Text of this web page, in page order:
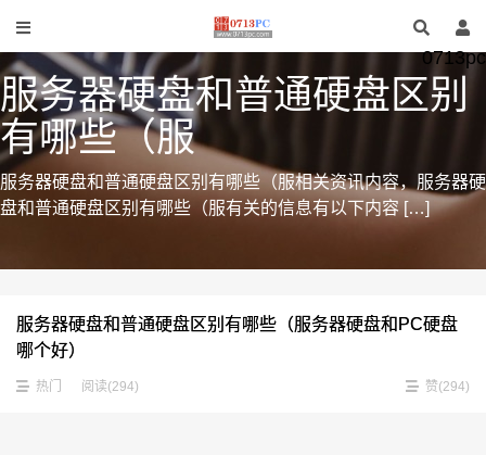
0713pc
服务器硬盘和普通硬盘区别
有哪些（服
服务器硬盘和普通硬盘区别有哪些（服相关资讯内容，服务器硬
盘和普通硬盘区别有哪些（服有关的信息有以下内容 […]
服务器硬盘和普通硬盘区别有哪些（服务器硬盘和PC硬盘
哪个好）
赞(294)
热门 阅读(294)